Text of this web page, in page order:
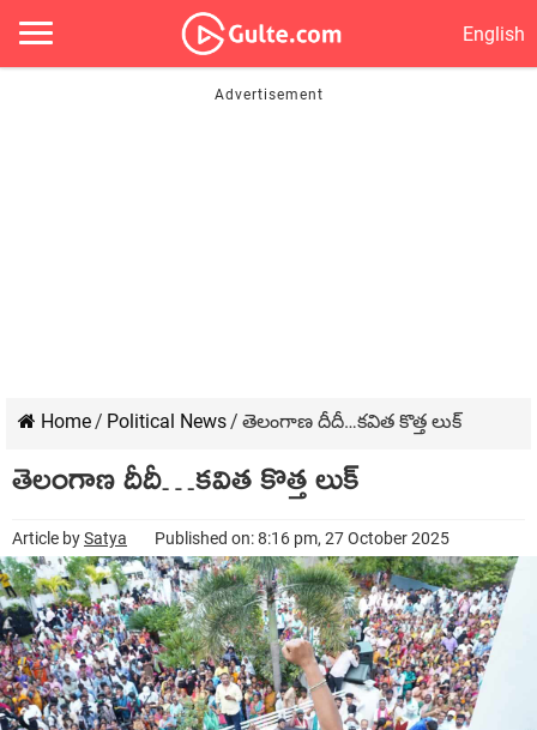
English
Home/ Political News/ తెలంగాణ దీదీ…కవిత కొత్త లుక్
తెలంగాణ దీదీ…కవిత కొత్త లుక్
Article bySatya Published on: 8:16 pm, 27 October 2025